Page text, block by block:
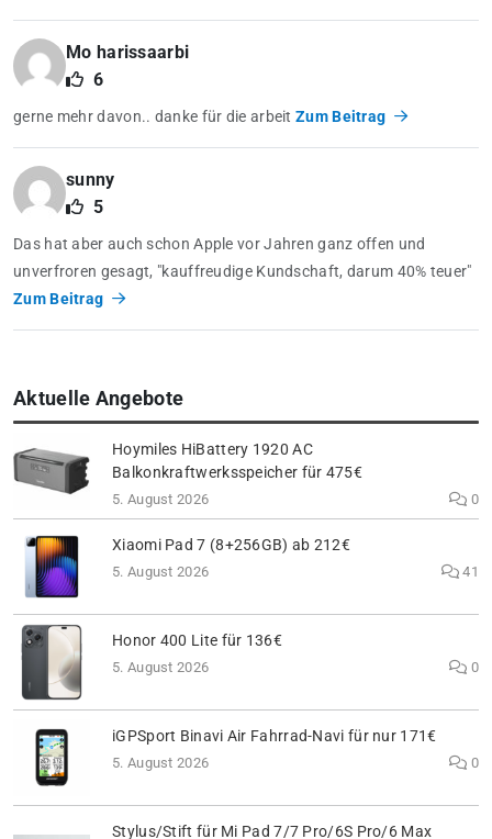
Mo harissaarbi
6
gerne mehr davon.. danke für die arbeit Zum Beitrag
sunny
5
Das hat aber auch schon Apple vor Jahren ganz offen und
unverfroren gesagt, "kauffreudige Kundschaft, darum 40% teuer"
Zum Beitrag
Aktuelle Angebote
Hoymiles HiBattery 1920 AC
Balkonkraftwerksspeicher für 475€
5. August 2026 0
Xiaomi Pad 7 (8+256GB) ab 212€
5. August 2026 41
Honor 400 Lite für 136€
5. August 2026 0
iGPSport Binavi Air Fahrrad-Navi für nur 171€
5. August 2026 0
Stylus/Stift für Mi Pad 7/7 Pro/6S Pro/6 Max